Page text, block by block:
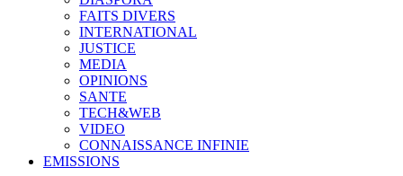
FAITS DIVERS
INTERNATIONAL
JUSTICE
MEDIA
OPINIONS
SANTE
TECH&WEB
VIDEO
CONNAISSANCE INFINIE
EMISSIONS